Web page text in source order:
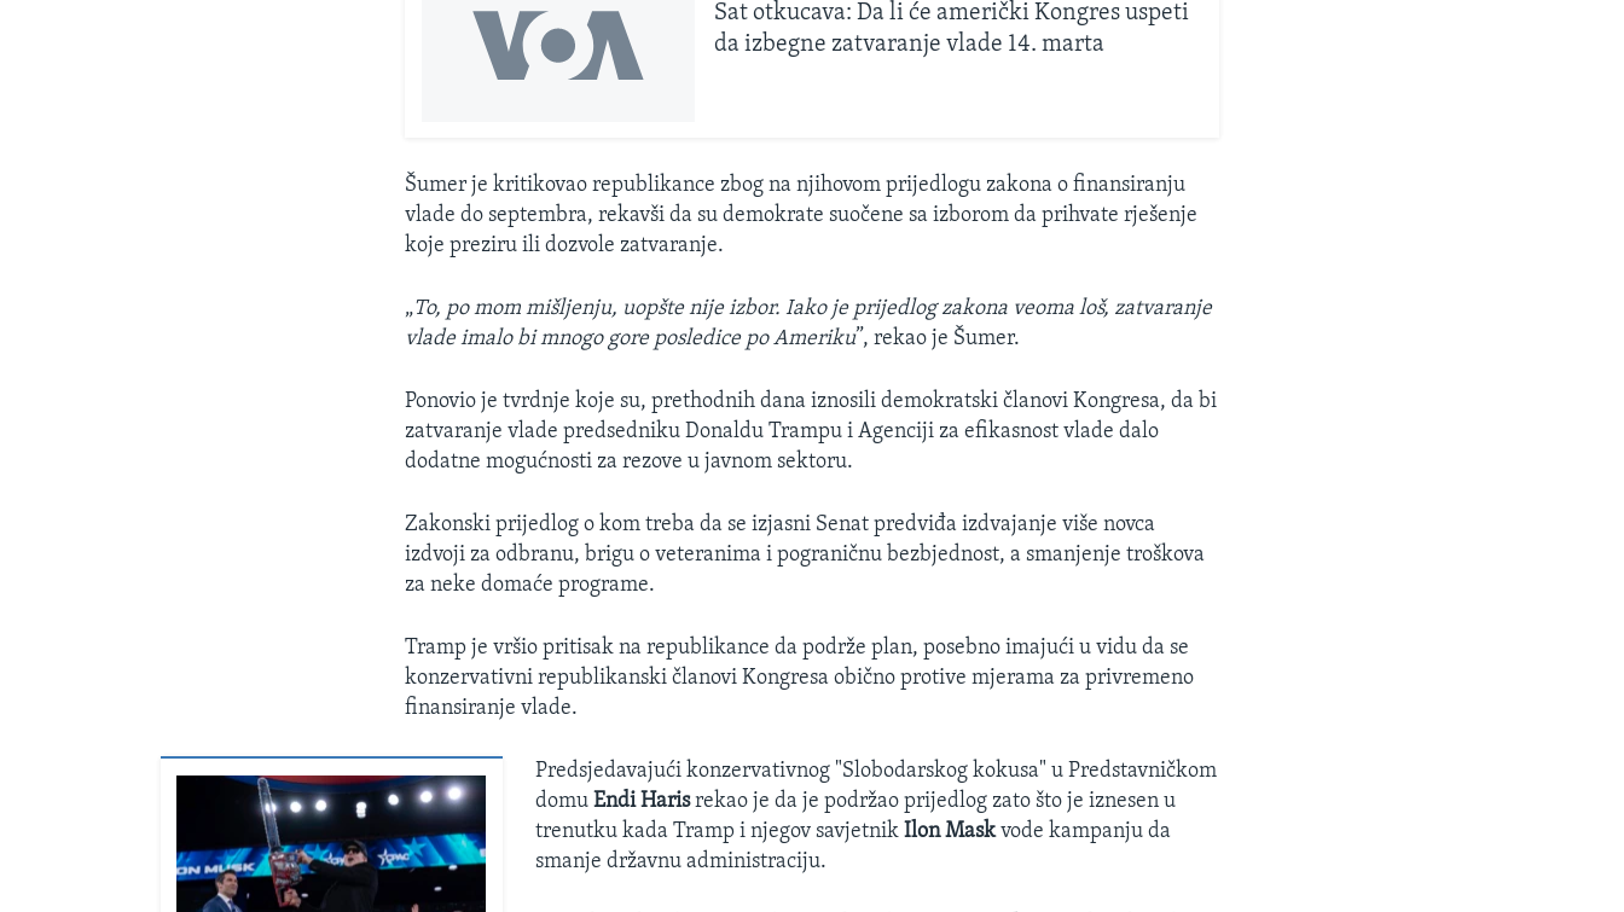
Sat otkucava: Da li će američki Kongres uspeti
da izbegne zatvaranje vlade 14. marta
Šumer je kritikovao republikance zbog na njihovom prijedlogu zakona o finansiranju
vlade do septembra, rekavši da su demokrate suočene sa izborom da prihvate rješenje
koje preziru ili dozvole zatvaranje.
„To, po mom mišljenju, uopšte nije izbor. Iako je prijedlog zakona veoma loš, zatvaranje
vlade imalo bi mnogo gore posledice po Ameriku”, rekao je Šumer.
Ponovio je tvrdnje koje su, prethodnih dana iznosili demokratski članovi Kongresa, da bi
zatvaranje vlade predsedniku Donaldu Trampu i Agenciji za efikasnost vlade dalo
dodatne mogućnosti za rezove u javnom sektoru.
Zakonski prijedlog o kom treba da se izjasni Senat predviđa izdvajanje više novca
izdvoji za odbranu, brigu o veteranima i pograničnu bezbjednost, a smanjenje troškova
za neke domaće programe.
Tramp je vršio pritisak na republikance da podrže plan, posebno imajući u vidu da se
konzervativni republikanski članovi Kongresa obično protive mjerama za privremeno
finansiranje vlade.
Predsjedavajući konzervativnog "Slobodarskog kokusa" u Predstavničkom
domu Endi Harisrekao je da je podržao prijedlog zato što je iznesen u
trenutku kada Tramp i njegov savjetnik Ilon Maskvode kampanju da
smanje državnu administraciju.